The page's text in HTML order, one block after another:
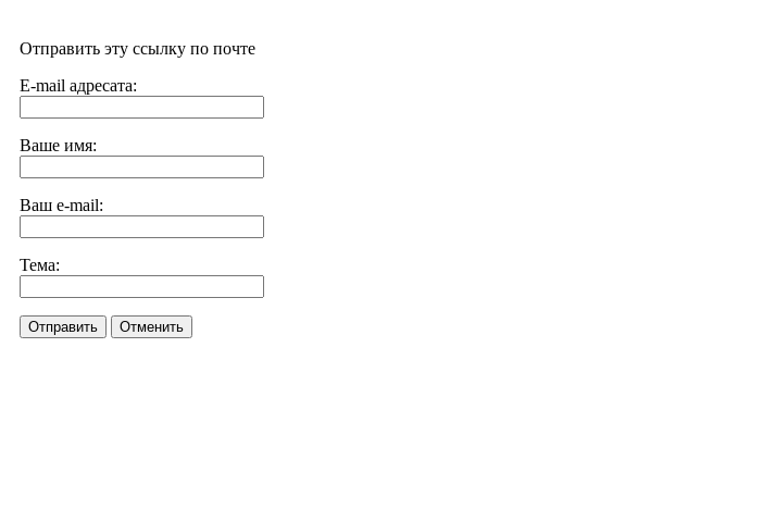
Отправить эту ссылку по почте
E-mail адресата:
Ваше имя:
Ваш e-mail:
Тема:
Отправить Отменить